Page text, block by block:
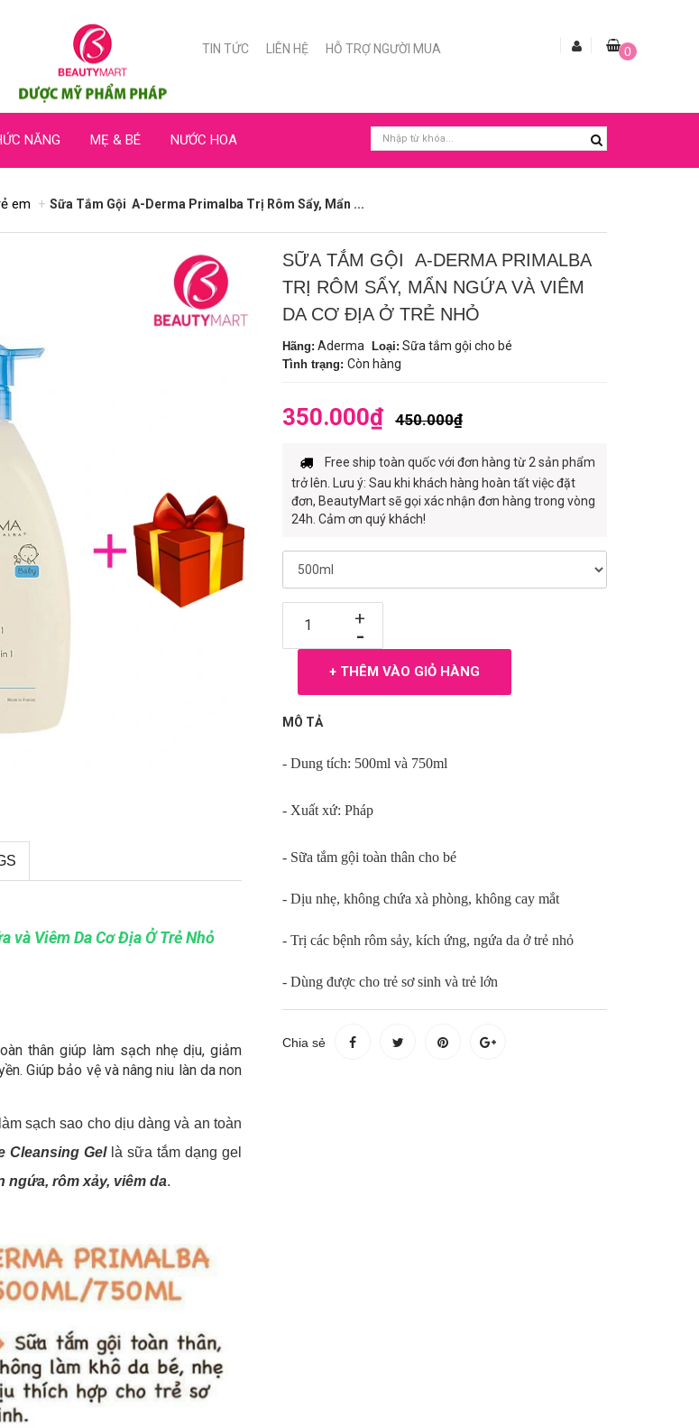
TIN TỨC LIÊN HỆ HỖ TRỢ NGƯỜI MUA 0
NĂNG MẸ & BÉ NƯỚC HOA
em Sữa Tắm Gội A-Derma Primalba Trị Rôm Sẩy, Mẩn ...
và Viêm Da Cơ Địa Ở Trẻ Nhỏ
thân giúp làm sạch nhẹ dịu, giảm
Giúp bảo vệ và nâng niu làn da non
sạch sao cho dịu dàng và an toàn
Cleansing Gel là sữa tắm dạng gel
ngứa, rôm xảy, viêm da.
SỮA TẮM GỘI A-DERMA PRIMALBA
TRỊ RÔM SẨY, MẨN NGỨA VÀ VIÊM
DA CƠ ĐỊA Ở TRẺ NHỎ
Hãng: Aderma Loại: Sữa tắm gội cho bé
Tình trạng: Còn hàng
350.000₫ 450.000₫
Free ship toàn quốc với đơn hàng từ 2 sản phẩm
trở lên. Lưu ý: Sau khi khách hàng hoàn tất việc đặt
đơn, BeautyMart sẽ gọi xác nhận đơn hàng trong vòng
24h. Cảm ơn quý khách!
-
+
+ THÊM VÀO GIỎ HÀNG
MÔ TẢ
- Dung tích: 500ml và 750ml
- Xuất xứ: Pháp
- Sữa tắm gội toàn thân cho bé
- Dịu nhẹ, không chứa xà phòng, không cay mắt
- Trị các bệnh rôm sảy, kích ứng, ngứa da ở trẻ nhỏ
- Dùng được cho trẻ sơ sinh và trẻ lớn
Chia sẻ